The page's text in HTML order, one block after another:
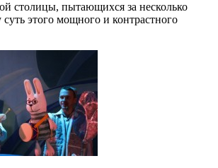
столицы, пытающихся за несколько
суть этого мощного и контрастного